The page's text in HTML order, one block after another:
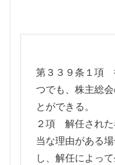
第３３９条１項
つでも、株主総
とができる。
２項 解任された
当な理由がある
し、解任によっ